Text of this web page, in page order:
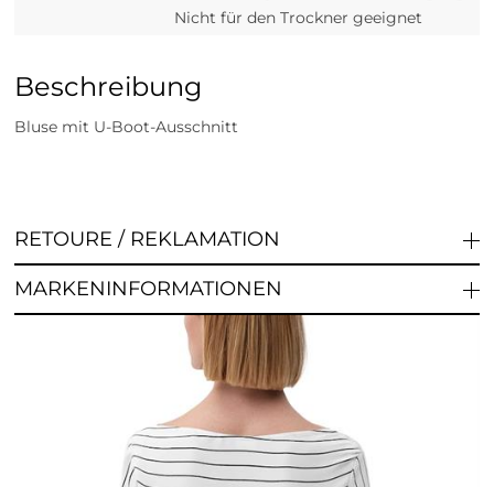
Nicht für den Trockner geeignet
Beschreibung
Bluse mit U-Boot-Ausschnitt
RETOURE / REKLAMATION
MARKENINFORMATIONEN